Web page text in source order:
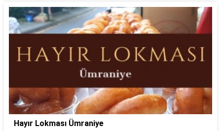
Hayır Lokması Ümraniye